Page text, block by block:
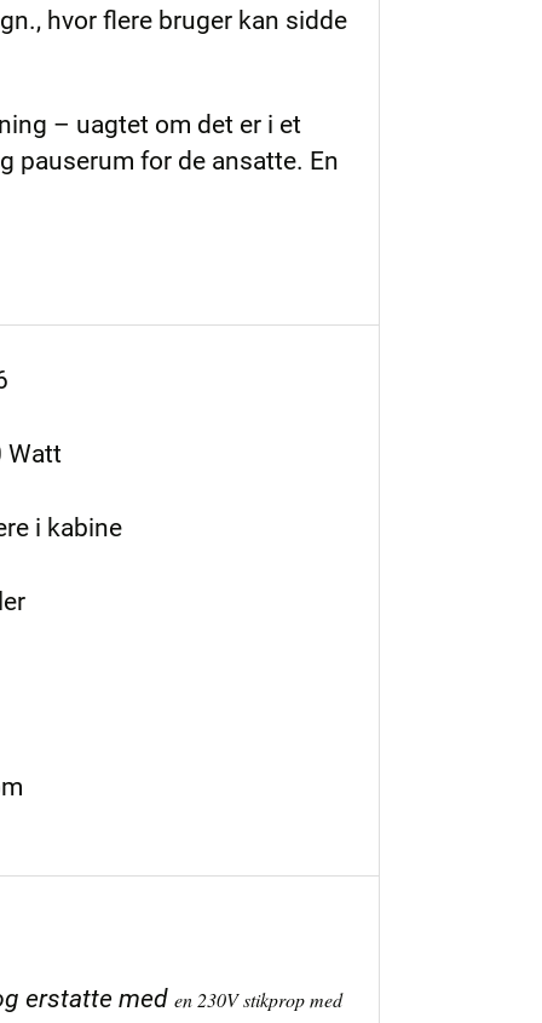
hvor flere bruger kan sidde
– uagtet om det er i et
pauserum for de ansatte. En
Watt
i kabine
erstatte meden 230V stikprop med